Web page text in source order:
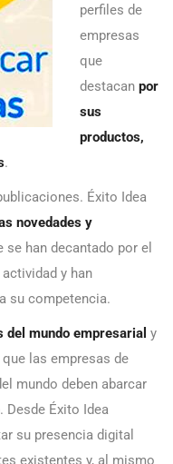
perfiles de
empresas
que
destacan por
sus
productos,
.
Éxito Idea
novedades y
se han decantado por el
y han
su competencia.
mundo empresarial y
las empresas de
mundo deben abarcar
. Desde Éxito Idea
su presencia digital
existentes y, al mismo